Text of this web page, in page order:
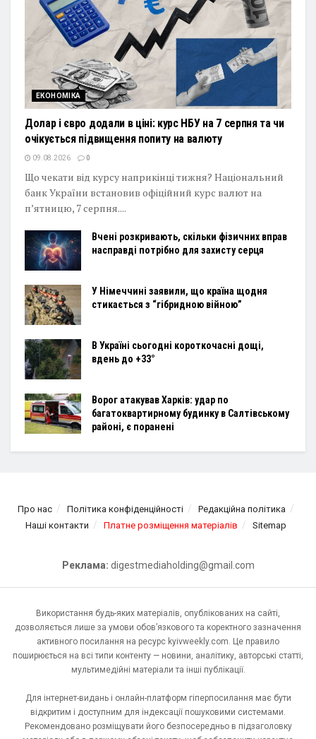
ЕКОНОМІКА
Долар і євро додали в ціні: курс НБУ на 7 серпня та чи
очікується підвищення попиту на валюту
09.08.2026 0
Що чекати від курсу наприкінці тижня? Національний
банк України встановив офіційний курс валют на
п’ятницю, 7 серпня....
Вчені розкривають, скільки фізичних вправ
насправді потрібно для захисту серця
У Німеччині заявили, що країна щодня
стикається з “гібридною війною”
В Україні сьогодні короткочасні дощі,
вдень до +33°
Ворог атакував Харків: удар по
багатоквартирному будинку в Салтівському
районі, є поранені
Про нас Політика конфіденційності
Редакційна політика
Наші контакти
Платне розміщення матеріалів Sitemap
Реклама: digestmediaholding@gmail.com
Використання будь-яких матеріалів, опублікованих на сайті,
дозволяється лише за умови обов’язкового та коректного зазначення
активного посилання на ресурс kyivweekly.com. Це правило
поширюється на всі типи контенту — новини, аналітику, авторські статті,
мультимедійні матеріали та інші публікації.
Для інтернет-видань і онлайн-платформ гіперпосилання має бути
відкритим і доступним для індексації пошуковими системами.
Рекомендовано розміщувати його безпосередньо в підзаголовку